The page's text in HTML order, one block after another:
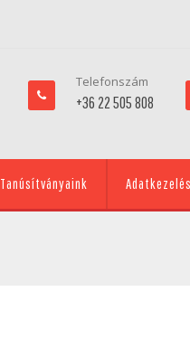
Telefonszám
+36 22 505 808
Tanúsítványaink